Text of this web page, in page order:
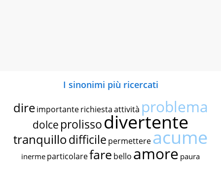
I sinonimi più ricercati
dire importante richiestaattività problema
dolce prolissodivertente
tranquillodifficile permettereacume
inerme particolarefare bello amore paura